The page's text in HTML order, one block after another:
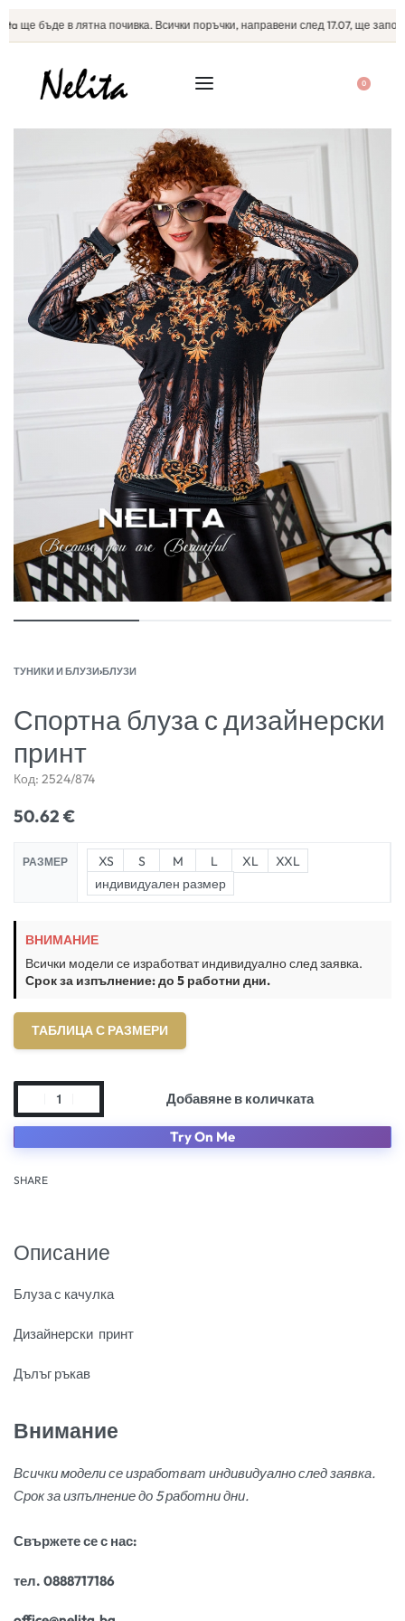
ще бъде в лятна почивка. Всички поръчки, направени след 17.07, ще
0
ТУНИКИ И БЛУЗИ›БЛУЗИ
Спортна блуза с дизайнерски
принт
Код: 2524/874
50.62 €
РАЗМЕР XS S M L XL
XXL
индивидуален размер
ВНИМАНИЕ
Всички модели се изработват индивидуално след заявка.
Срок за изпълнение: до 5 работни дни.
ТАБЛИЦА С РАЗМЕРИ
Добавяне в количката
Try On Me
SHARE
Описание
Блуза с качулка
Дизайнерски принт
Дълъг ръкав
Внимание
Всички модели се изработват индивидуално след заявка.
Срок за изпълнение до 5 работни дни.
Свържете се с нас:
тел. 0888717186